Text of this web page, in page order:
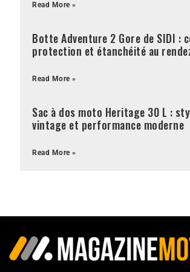
Read More »
Botte Adventure 2 Gore de SIDI :
protection et étanchéité au
Read More »
Sac à dos moto Heritage 30 L :
vintage et performance moderne
Read More »